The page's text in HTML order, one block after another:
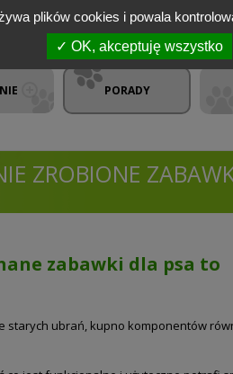
PORADY
ZROBIONE
zabawki dla psa to
starych ubrań, kupno komponentów
plików cookies i powala
✓ OK, akceptuję wszystko